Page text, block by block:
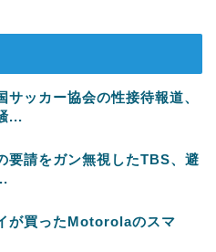
サッカー協会の性接待報道、
...
要請をガン無視したTBS、避
が買ったMotorolaのスマ